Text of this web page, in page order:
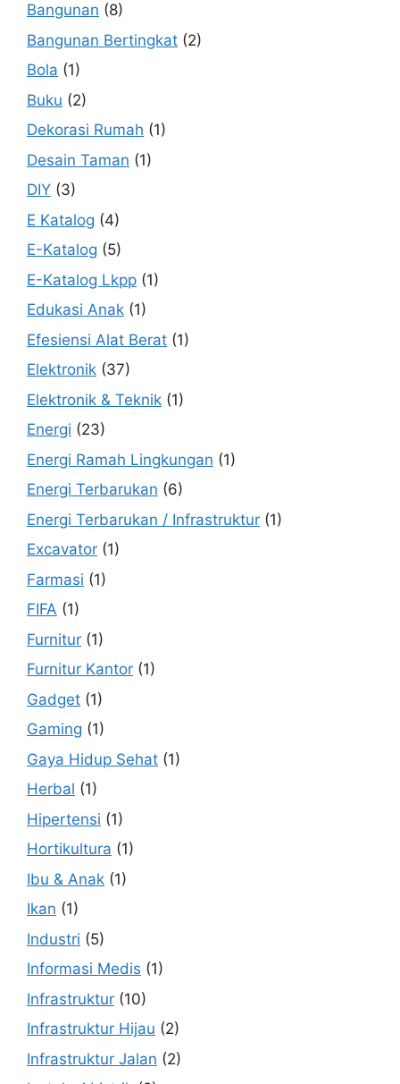
Bangunan (8)
Bangunan Bertingkat (2)
Bola (1)
Buku (2)
Dekorasi Rumah (1)
Desain Taman (1)
DIY (3)
E Katalog (4)
E-Katalog (5)
E-Katalog Lkpp (1)
Edukasi Anak (1)
Efesiensi Alat Berat (1)
Elektronik (37)
Elektronik & Teknik (1)
Energi (23)
Energi Ramah Lingkungan (1)
Energi Terbarukan (6)
Energi Terbarukan / Infrastruktur (1)
Excavator (1)
Farmasi (1)
FIFA (1)
Furnitur (1)
Furnitur Kantor (1)
Gadget (1)
Gaming (1)
Gaya Hidup Sehat (1)
Herbal (1)
Hipertensi (1)
Hortikultura (1)
Ibu & Anak (1)
Ikan (1)
Industri (5)
Informasi Medis (1)
Infrastruktur (10)
Infrastruktur Hijau (2)
Infrastruktur Jalan (2)